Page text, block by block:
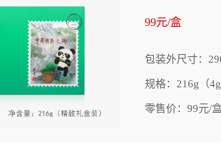
99元/盒
包装外尺寸：
规格：216g（
零售价：99元/